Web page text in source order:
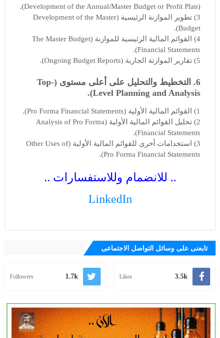
(Development of the Annual/Master Budget or Profit Plan).
3) تطوير الموازنة الرئيسية (Development of the Master
Budget).
4) القوائم المالية الرئيسية للموازنة (The Master Budget
Financial Statements).
5) تقارير الموازنة الجارية (Ongoing Budget Reports).
6. التخطيط والتحليل على أعلى مستوى (Top-
Level Planning and Analysis).
1) القوائم المالية الأولية (Pro Forma Financial Statements).
2) تحليل القوائم المالية الأولية (Analysis of Pro Forma
Financial Statements).
3) استخدامات أخرى للقوائم المالية الأولية (Other Uses of
Pro Forma Financial Statements).
.. للانضمام وللاستفسارات ..
LinkedIn
تابعنى على وسائل التواصل الاجتماعى
3.5k
Likes
1.7k
Followers